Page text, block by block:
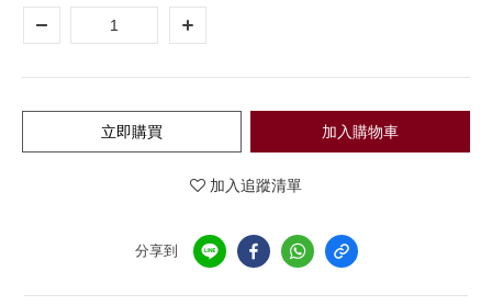
加入購物車
立即購買
加入追蹤清單
分享到